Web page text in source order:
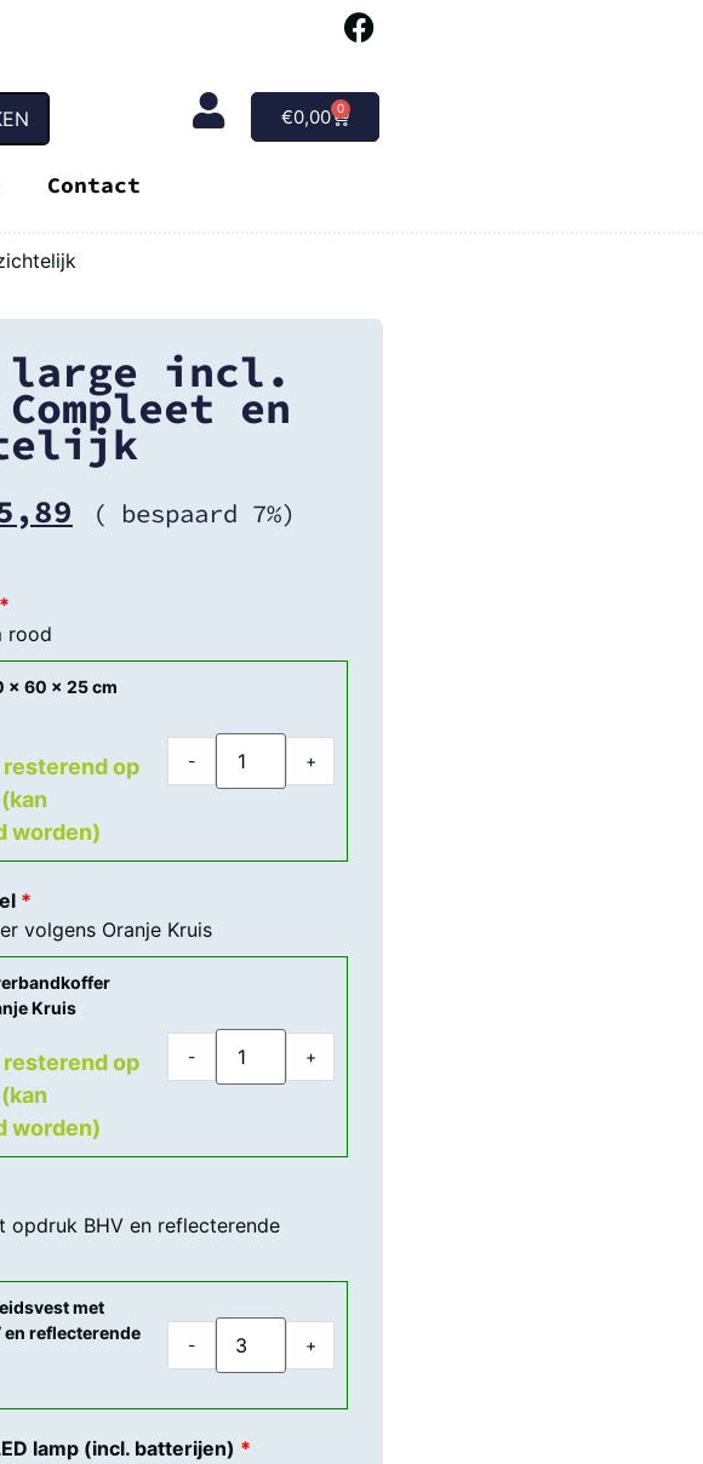
€0,00 0
Contact
large incl.
en
( bespaard 7%)
rood
x 60 x 25 cm
op
worden)
- +
volgens Oranje Kruis
Kruis
op
worden)
- +
opdruk BHV en reflecterende
met
en reflecterende
- +
lamp (incl. batterijen)